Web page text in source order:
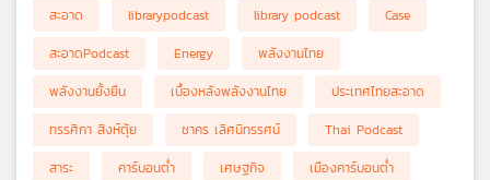
สะอาด
librarypodcast library podcast
Case
สะอาดPodcast
Energy
พลังงานไทย
พลังงานยั้งยืน
เบื้องหลังพลังงานไทย
ประเทศไทยสะอาด
ทรรศิกา สิงห์ตุ้ย
ชาคร เลิศนิทรรศน์
Thai Podcast
สาระ
คาร์บอนต่ำ เศษฐกิจ เมืองคาร์บอนต่ำ